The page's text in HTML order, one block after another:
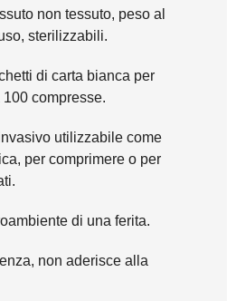
non tessuto, peso al
sterilizzabili.
di carta bianca per
compresse.
utilizzabile come
per comprimere o per
di una ferita.
non aderisce alla